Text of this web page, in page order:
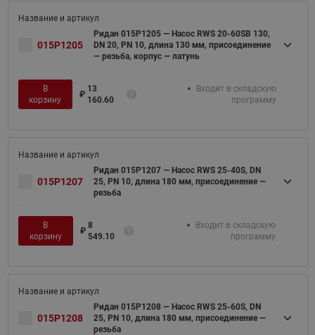
015P1205
Ридан 015P1205 — Насос RWS 20-60SB 130,
DN 20, PN 10, длина 130 мм, присоединение
— резьба, корпус — латунь
В
корзину
₽
13
160.60
Входит в складскую
программу
015P1207
Ридан 015P1207 — Насос RWS 25-40S, DN
25, PN 10, длина 180 мм, присоединение —
резьба
В
корзину
₽
8
549.10
Входит в складскую
программу
015P1208
Ридан 015P1208 — Насос RWS 25-60S, DN
25, PN 10, длина 180 мм, присоединение —
резьба